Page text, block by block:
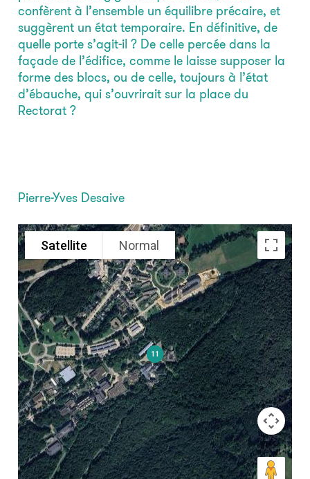
confèrent à l’ensemble un équilibre précaire, et
suggèrent un état temporaire. En définitive, de
quelle porte s’agit-il ? De celle percée dans la
façade de l’édifice, comme le laisse supposer la
forme des blocs, ou de celle, toujours à l’état
d’ébauche, qui s’ouvrirait sur la place du
Rectorat ?
Pierre-Yves Desaive
11
Satellite Normal